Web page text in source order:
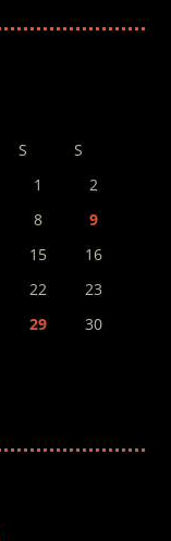
S
S
1
2
8
9
15
16
22
23
29
30